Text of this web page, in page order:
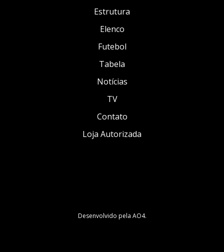
Estrutura
Elenco
Futebol
Tabela
Notícias
TV
Contato
Loja Autorizada
Desenvolvido pela AO4.